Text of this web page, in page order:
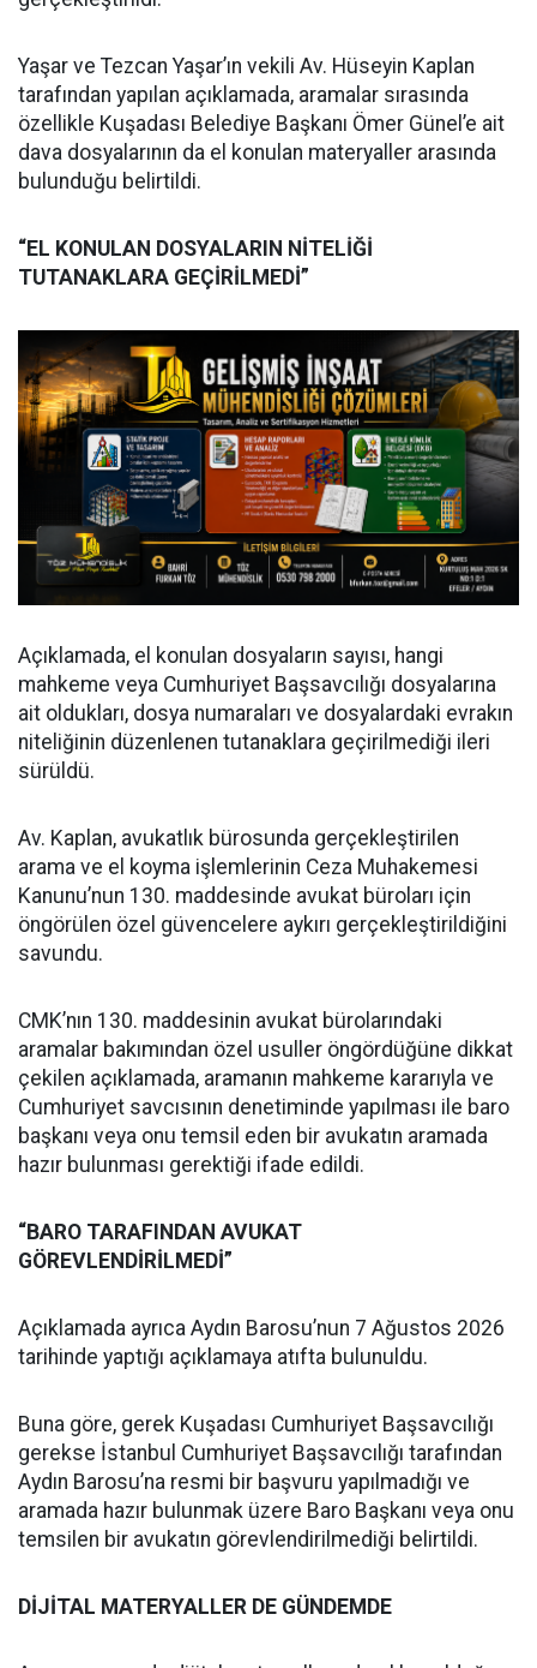
Yaşar ve Tezcan Yaşar’ın vekili Av. Hüseyin Kaplan
tarafından yapılan açıklamada, aramalar sırasında
özellikle Kuşadası Belediye Başkanı Ömer Günel’e ait
dava dosyalarının da el konulan materyaller arasında
bulunduğu belirtildi.
“EL KONULAN DOSYALARIN NİTELİĞİ
TUTANAKLARA GEÇİRİLMEDİ”
Açıklamada, el konulan dosyaların sayısı, hangi
mahkeme veya Cumhuriyet Başsavcılığı dosyalarına
ait oldukları, dosya numaraları ve dosyalardaki evrakın
niteliğinin düzenlenen tutanaklara geçirilmediği ileri
sürüldü.
Av. Kaplan, avukatlık bürosunda gerçekleştirilen
arama ve el koyma işlemlerinin Ceza Muhakemesi
Kanunu’nun 130. maddesinde avukat büroları için
öngörülen özel güvencelere aykırı gerçekleştirildiğini
savundu.
CMK’nın 130. maddesinin avukat bürolarındaki
aramalar bakımından özel usuller öngördüğüne dikkat
çekilen açıklamada, aramanın mahkeme kararıyla ve
Cumhuriyet savcısının denetiminde yapılması ile baro
başkanı veya onu temsil eden bir avukatın aramada
hazır bulunması gerektiği ifade edildi.
“BARO TARAFINDAN AVUKAT
GÖREVLENDİRİLMEDİ”
Açıklamada ayrıca Aydın Barosu’nun 7 Ağustos 2026
tarihinde yaptığı açıklamaya atıfta bulunuldu.
Buna göre, gerek Kuşadası Cumhuriyet Başsavcılığı
gerekse İstanbul Cumhuriyet Başsavcılığı tarafından
Aydın Barosu’na resmi bir başvuru yapılmadığı ve
aramada hazır bulunmak üzere Baro Başkanı veya onu
temsilen bir avukatın görevlendirilmediği belirtildi.
DİJİTAL MATERYALLER DE GÜNDEMDE